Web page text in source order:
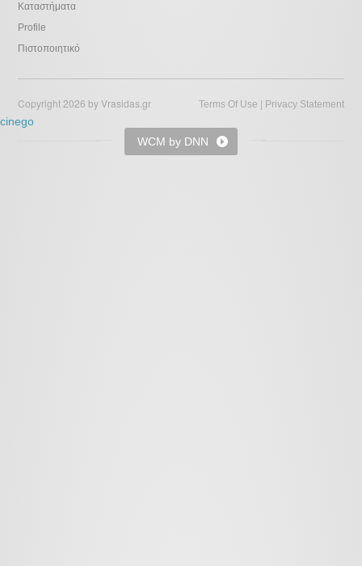
Καταστήματα
Profile
Πιστοποιητικό
Terms Of Use | Privacy Statement
Copyright 2026 by Vrasidas.gr
WCM by DNN
cinego